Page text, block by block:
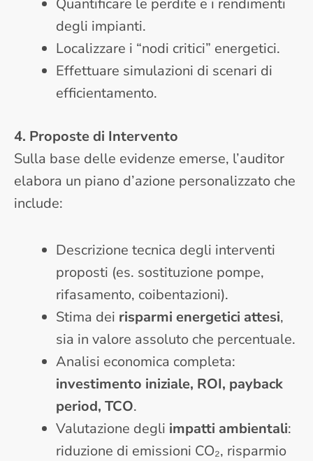
degli impianti.
Localizzare i “nodi critici” energetici.
Effettuare simulazioni di scenari di
efficientamento.
4. Proposte di Intervento
Sulla base delle evidenze emerse, l’auditor
elabora un piano d’azione personalizzato che
include:
Descrizione tecnica degli interventi
proposti (es. sostituzione pompe,
rifasamento, coibentazioni).
Stima dei risparmi energetici attesi,
sia in valore assoluto che percentuale.
Analisi economica completa:
investimento iniziale, ROI, payback
period, TCO.
Valutazione degli impatti ambientali:
riduzione di emissioni CO₂, risparmio